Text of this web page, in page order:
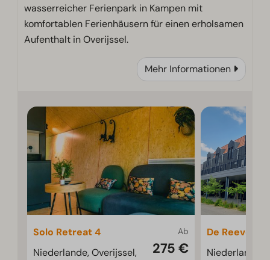
wasserreicher Ferienpark in Kampen mit
komfortablen Ferienhäusern für einen erholsamen
Aufenthalt in Overijssel.
Mehr Informationen
Ab
275 €
Solo Retreat 4
Niederlande, Overijssel,
De Reeve 4
Niederlande,